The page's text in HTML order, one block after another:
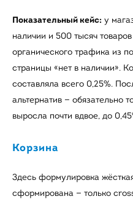
Показательный кейс: у
наличии и 500 тысяч
органического трафика из
страницы «нет в наличии».
составляла всего 0,25%.
альтернатив — обязательно
выросла почти вдвое, до
Корзина
Здесь формулировка
сформирована — только